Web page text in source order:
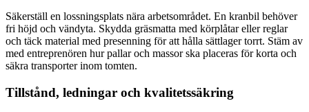
Säkerställ en lossningsplats nära arbetsområdet. En kranbil behöver
fri höjd och vändyta. Skydda gräsmatta med körplåtar eller reglar
och täck material med presenning för att hålla sättlager torrt. Stäm av
med entreprenören hur pallar och massor ska placeras för korta och
säkra transporter inom tomten.
Tillstånd, ledningar och kvalitetssäkring